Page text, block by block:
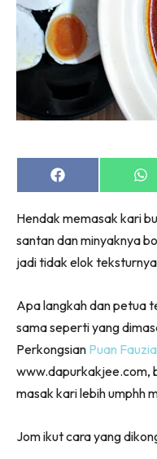
Share
on
on
Hendak memasak kari
santan dan minyaknya
jadi tidak elok
Apa langkah dan petua
sama seperti yang
Perkongsian Puan
www.dapurkakjee.com,
masak kari lebih umphh
Jom ikut cara yang